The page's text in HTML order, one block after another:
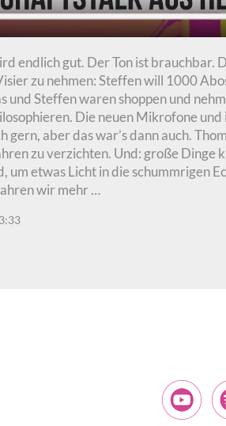
endlich gut. Der Ton ist brauchbar.
zu nehmen: Steffen will 1000
und Steffen waren shoppen und
Die neuen Mikrofone
gern, aber das war’s dann auch.
zu verzichten. Und: große
um etwas Licht in die schummrigen
wir mehr …